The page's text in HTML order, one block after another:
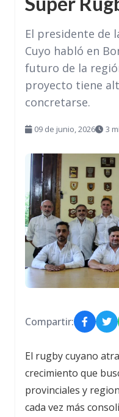
El presidente de
Cuyo habló en
futuro de la
proyecto tiene
concretarse.
09 de junio, 2026 3
Compartir:
El rugby cuyano
crecimiento que
provinciales y
cada vez más